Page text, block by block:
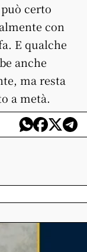
certo
con
E qualche
anche
ma resta
a metà.